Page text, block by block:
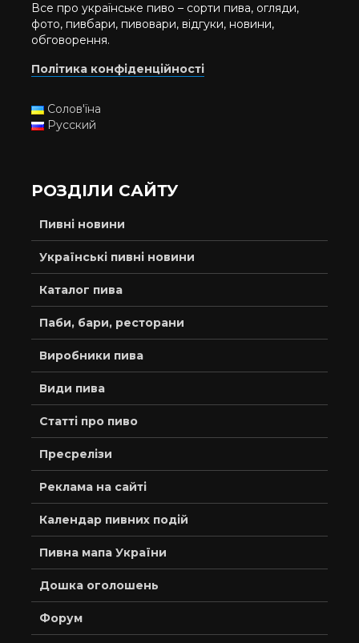
Все про українське пиво – сорти пива, огляди,
фото, пивбари, пивовари, відгуки, новини,
обговорення.
Політика конфіденційності
Солов'їна
Русский
РОЗДІЛИ САЙТУ
Пивні новини
Українські пивні новини
Каталог пива
Паби, бари, ресторани
Виробники пива
Види пива
Статті про пиво
Пресрелізи
Реклама на сайті
Календар пивних подій
Пивна мапа України
Дошка оголошень
Форум